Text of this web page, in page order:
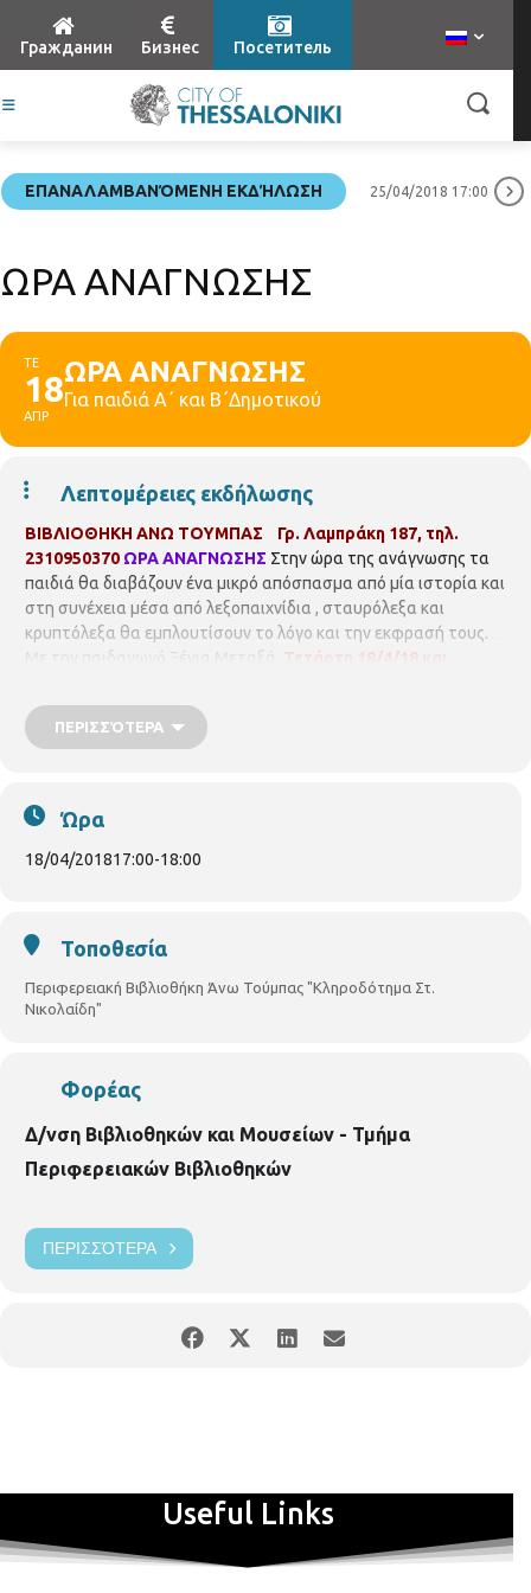
Гражданин Бизнес Посетитель
ΕΠΑΝΑΛΑΜΒΑΝΌΜΕΝΗ ΕΚΔΉΛΩΣΗ 25/04/2018 17:00
ΩΡΑ ΑΝΑΓΝΩΣΗΣ
ΤΕ
18
ΑΠΡ
ΩΡΑ ΑΝΑΓΝΩΣΗΣ
Για παιδιά Α΄ και Β΄Δημοτικού
Λεπτομέρειες εκδήλωσης
ΒΙΒΛΙΟΘΗΚΗ ΑΝΩ ΤΟΥΜΠΑΣ Γρ. Λαμπράκη 187, τηλ.
2310950370 ΩΡΑ ΑΝΑΓΝΩΣΗΣ Στην ώρα της ανάγνωσης τα
παιδιά θα διαβάζουν ένα μικρό απόσπασμα από μία ιστορία και
στη συνέχεια μέσα από λεξοπαιχνίδια , σταυρόλεξα και
κρυπτόλεξα θα εμπλουτίσουν το λόγο και την εκφρασή τους.
Με την παιδαγωγό Ξένια Μεταξά. Τετάρτη 18/4/18 και
18:00-19:00για παιδιά Β΄Δημοτικού Με προεγγραφή, μέχρι 15
παιδιάΠΕΡΙΣΣΌΤΕΡΑ
Ώρα
18/04/201817:00-18:00
Τοποθεσία
Περιφερειακή Βιβλιοθήκη Άνω Τούμπας "Κληροδότημα Στ.
Νικολαίδη"
Φορέας
Δ/νση Βιβλιοθηκών και Μουσείων - Τμήμα
Περιφερειακών Βιβλιοθηκών
ΠΕΡΙΣΣΌΤΕΡΑ
Useful Links